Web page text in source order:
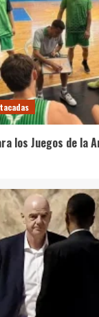
los Juegos de la